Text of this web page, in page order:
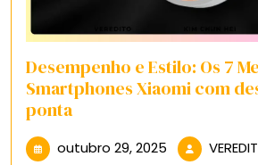
Desempenho e Estilo: Os 7
Smartphones Xiaomi com
ponta
outubro 29, 2025 outubro